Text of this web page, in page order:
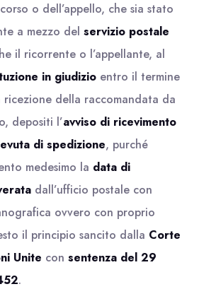
o dell’appello, che sia stato
a mezzo del servizio postale
il ricorrente o l’appellante, al
in giudizio entro il termine
della raccomandata da
depositi l’avviso di ricevimento
di spedizione, purché
medesimo la data di
dall’ufficio postale con
ovvero con proprio
il principio sancito dalla Corte
Unite con sentenza del 29
.